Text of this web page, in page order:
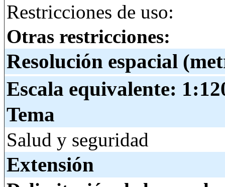
Restricciones de uso:
Otras restricciones:
Resolución espacial
Escala equivalente:
Tema
Salud y seguridad
Extensión